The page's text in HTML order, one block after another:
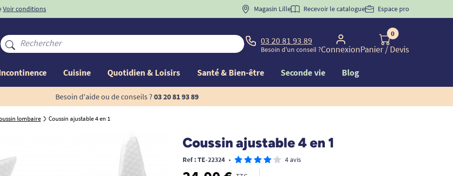
Voir conditions BIENVENUE" pourla 1ère commande d'incontinence
Magasin Lille Recevoir le catalogue Espace pro
03 20 81 93 89
Besoin d'un conseil ?Connexion
0
Panier/ Devis
Cuisine Quotidien & Loisirs Santé & Bien-être Seconde vie Blog
Besoin d'aide ou de conseils ? 03 20 81 93 89
lombaire Coussin ajustable 4 en 1
Coussin ajustable 4 en 1
Ref : TE-22324 • 4 avis